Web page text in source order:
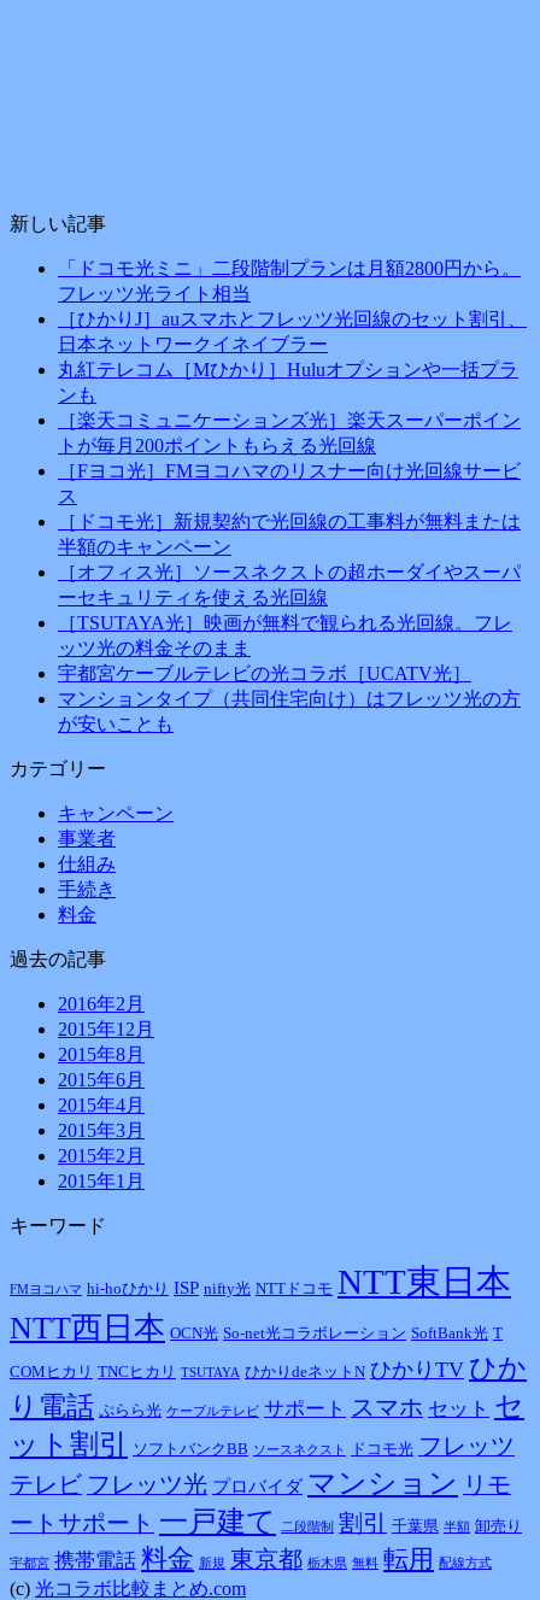
新しい記事
「ドコモ光ミニ」二段階制プランは月額2800円から。
フレッツ光ライト相当
［ひかりJ］auスマホとフレッツ光回線のセット割引、
日本ネットワークイネイブラー
丸紅テレコム［Mひかり］Huluオプションや一括プラ
ンも
［楽天コミュニケーションズ光］楽天スーパーポイン
トが毎月200ポイントもらえる光回線
［Fヨコ光］FMヨコハマのリスナー向け光回線サービ
ス
［ドコモ光］新規契約で光回線の工事料が無料または
半額のキャンペーン
［オフィス光］ソースネクストの超ホーダイやスーパ
ーセキュリティを使える光回線
［TSUTAYA光］映画が無料で観られる光回線。フレ
ッツ光の料金そのまま
宇都宮ケーブルテレビの光コラボ［UCATV光］
マンションタイプ（共同住宅向け）はフレッツ光の方
が安いことも
カテゴリー
キャンペーン
事業者
仕組み
手続き
料金
過去の記事
2016年2月
2015年12月
2015年8月
2015年6月
2015年4月
2015年3月
2015年2月
2015年1月
キーワード
FMヨコハマ hi-hoひかり ISP nifty光 NTTドコモ NTT東日本
NTT西日本 OCN光 So-net光コラボレーション SoftBank光 T
COMヒカリ TNCヒカリ TSUTAYA ひかりdeネットN ひかりTV ひか
り電話 ぷらら光 ケーブルテレビ サポート スマホ セット セ
ット割引
ソフトバンクBB ソースネクスト ドコモ光 フレッツ
テレビ フレッツ光 プロバイダ マンション リモ
ートサポート 一戸建て 二段階制 割引 千葉県 半額 卸売り
宇都宮 携帯電話 料金 新規 東京都 栃木県 無料 転用 配線方式
(c) 光コラボ比較まとめ.com